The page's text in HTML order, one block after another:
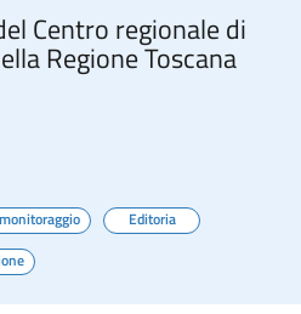
Centro regionale di
Regione Toscana
Editoria